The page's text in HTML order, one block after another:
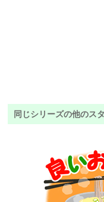
同じシリーズの他のス